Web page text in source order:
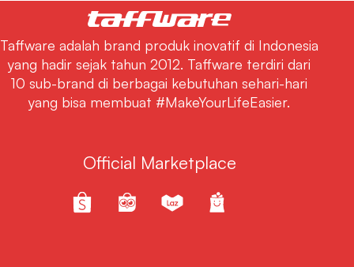
Taffware adalah brand produk inovatif di Indonesia
yang hadir sejak tahun 2012. Taffware terdiri dari
10 sub-brand di berbagai kebutuhan sehari-hari
yang bisa membuat #MakeYourLifeEasier.
Official Marketplace